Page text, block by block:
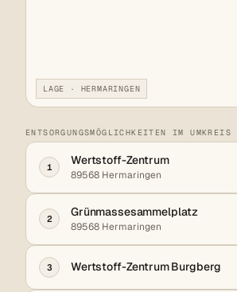
LAGE · HERMARINGEN
ENTSORGUNGSMÖGLICHKEITEN IM UMKREIS
1
Wertstoff-Zentrum
89568 Hermaringen
2
Grünmassesammelplatz
89568 Hermaringen
3 Wertstoff-Zentrum Burgberg